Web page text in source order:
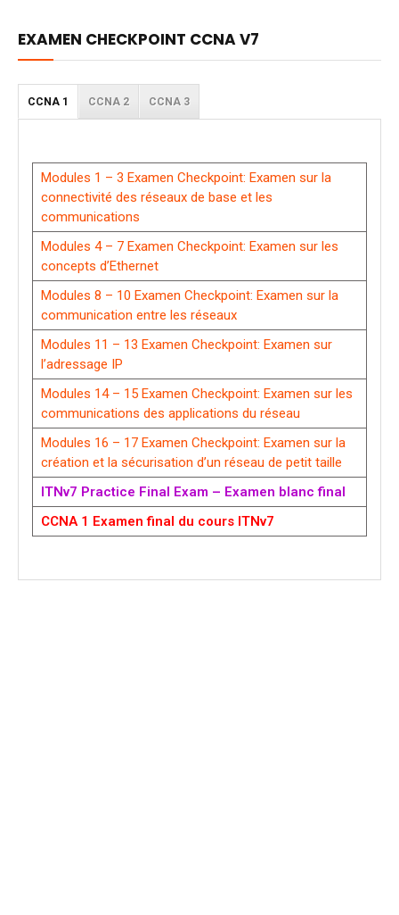
EXAMEN CHECKPOINT CCNA V7
CCNA 1 CCNA 2 CCNA 3
Modules 1 – 3 Examen Checkpoint: Examen sur la
connectivité des réseaux de base et les
communications
Modules 4 – 7 Examen Checkpoint: Examen sur les
concepts d’Ethernet
Modules 8 – 10 Examen Checkpoint: Examen sur la
communication entre les réseaux
Modules 11 – 13 Examen Checkpoint: Examen sur
l’adressage IP
Modules 14 – 15 Examen Checkpoint: Examen sur les
communications des applications du réseau
Modules 16 – 17 Examen Checkpoint: Examen sur la
création et la sécurisation d’un réseau de petit taille
ITNv7 Practice Final Exam – Examen blanc final
CCNA 1 Examen final du cours ITNv7